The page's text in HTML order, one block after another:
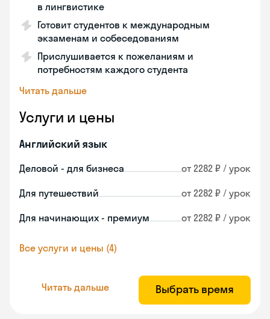
в лингвистике
Готовит студентов к международным
экзаменам и собеседованиям
Прислушивается к пожеланиям и
потребностям каждого студента
Читать дальше
Услуги и цены
Английский язык
Деловой - для бизнеса от 2282 ₽ / урок
Для путешествий от 2282 ₽ / урок
Для начинающих - премиум от 2282 ₽ / урок
Все услуги и цены (4)
Читать дальше Выбрать время